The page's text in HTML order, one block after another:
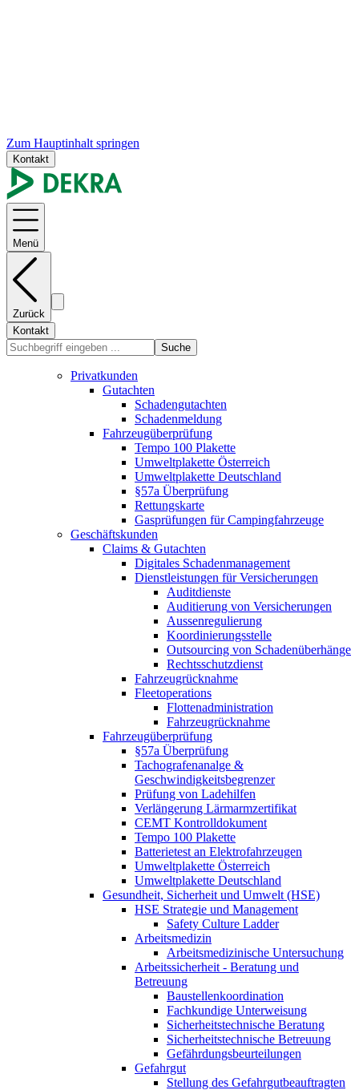
Zum Hauptinhalt springen
Kontakt
Menü
Zurück
Kontakt
Suche
Privatkunden
Gutachten
Schadengutachten
Schadenmeldung
Fahrzeugüberprüfung
Tempo 100 Plakette
Umweltplakette Österreich
Umweltplakette Deutschland
§57a Überprüfung
Rettungskarte
Gasprüfungen für Campingfahrzeuge
Geschäftskunden
Claims & Gutachten
Digitales Schadenmanagement
Dienstleistungen für Versicherungen
Auditdienste
Auditierung von Versicherungen
Aussenregulierung
Koordinierungsstelle
Outsourcing von Schadenüberhänge
Rechtsschutzdienst
Fahrzeugrücknahme
Fleetoperations
Flottenadministration
Fahrzeugrücknahme
Fahrzeugüberprüfung
§57a Überprüfung
Tachografenanalge &
Geschwindigkeitsbegrenzer
Prüfung von Ladehilfen
Verlängerung Lärmarmzertifikat
CEMT Kontrolldokument
Tempo 100 Plakette
Batterietest an Elektrofahrzeugen
Umweltplakette Österreich
Umweltplakette Deutschland
Gesundheit, Sicherheit und Umwelt (HSE)
HSE Strategie und Management
Safety Culture Ladder
Arbeitsmedizin
Arbeitsmedizinische Untersuchung
Arbeitssicherheit - Beratung und
Betreuung
Baustellenkoordination
Fachkundige Unterweisung
Sicherheitstechnische Beratung
Sicherheitstechnische Betreuung
Gefährdungsbeurteilungen
Gefahrgut
Stellung des Gefahrgutbeauftragten